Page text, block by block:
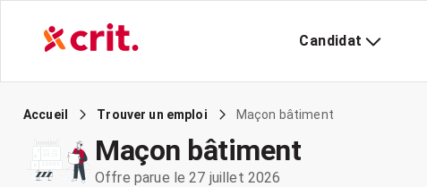
Candidat
Accueil Trouver un emploi Maçon bâtiment
Maçon bâtiment
Offre parue le 27 juillet 2026